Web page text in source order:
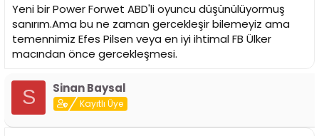
Yeni bir Power Forwet ABD'li oyuncu düşünülüyormuş
sanırım.Ama bu ne zaman gercekleşir bilemeyiz ama
temennimiz Efes Pilsen veya en iyi ihtimal FB Ülker
macından önce gercekleşmesi.
S Sinan Baysal
Kayıtlı Üye